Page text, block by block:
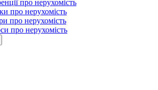
про нерухомість
про нерухомість
про нерухомість
про нерухомість